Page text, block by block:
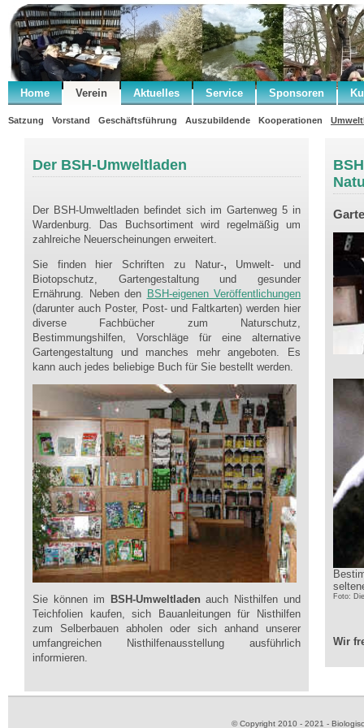
Home Verein Aktuelles Service Sponsoren
Satzung Vorstand Geschäftsführung Auszubildende Kooperationen
Der BSH-Umweltladen
Der BSH-Umweltladen befindet sich im Gartenweg 5 in
Wardenburg. Das Buchsortiment wird regelmäßig um
zahlreiche Neuerscheinungen erweitert.
Sie finden hier Schriften zu Natur-,
Umwelt- und
Biotopschutz, Gartengestaltung und gesunder
Ernährung. Neben den BSH-eigenen Veröffentlichungen
(darunter auch Poster, Post- und Faltkarten) werden hier
diverse Fachbücher zum Naturschutz,
Bestimmungshilfen, Vorschläge für eine alternative
Gartengestaltung und manches mehr angeboten. Es
kann auch jedes beliebige Buch für Sie bestellt werden.
Sie können im BSH-Umweltladen auch Nisthilfen und
Teichfolien kaufen, sich Bauanleitungen für Nisthilfen
zum Selberbauen abholen oder sich anhand unserer
umfangreichen Nisthilfenausstellung ausführlich
informieren.
Foto:
Wir
© Copyright 2010 - 2021 -